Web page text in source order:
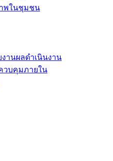
พในชุมชน
านผลดำเนินงาน
วบคุมภายใน